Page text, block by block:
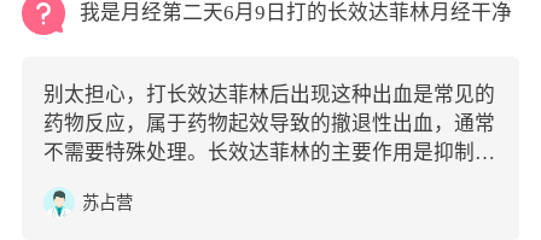
我是月经第二天6月9日打的长效达菲林月经干净
别太担心，打长效达菲林后出现这种出血是常见的
药物反应，属于药物起效导致的撤退性出血，通常
不需要特殊处理。长效达菲林的主要作用是抑制排
卵、降低体内雌激素水平，让卵巢和子宫内膜得到
休息。在注射后的1-2周内，随着体内激素水平的
苏占营